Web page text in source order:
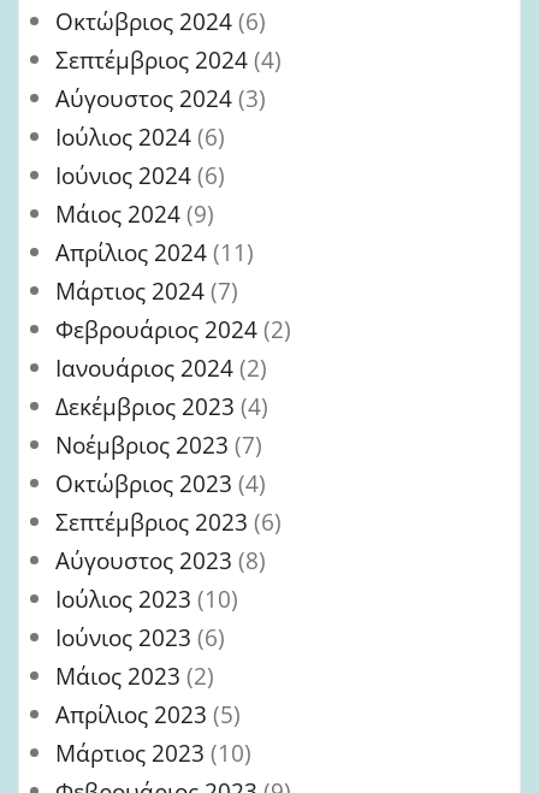
Οκτώβριος 2024(6)
Σεπτέμβριος 2024(4)
Αύγουστος 2024(3)
Ιούλιος 2024(6)
Ιούνιος 2024(6)
Μάιος 2024(9)
Απρίλιος 2024(11)
Μάρτιος 2024(7)
Φεβρουάριος 2024(2)
Ιανουάριος 2024(2)
Δεκέμβριος 2023 (4)
Νοέμβριος 2023 (7)
Οκτώβριος 2023 (4)
Σεπτέμβριος 2023 (6)
Αύγουστος 2023 (8)
Ιούλιος 2023 (10)
Ιούνιος 2023 (6)
Μάιος 2023 (2)
Απρίλιος 2023 (5)
Μάρτιος 2023 (10)